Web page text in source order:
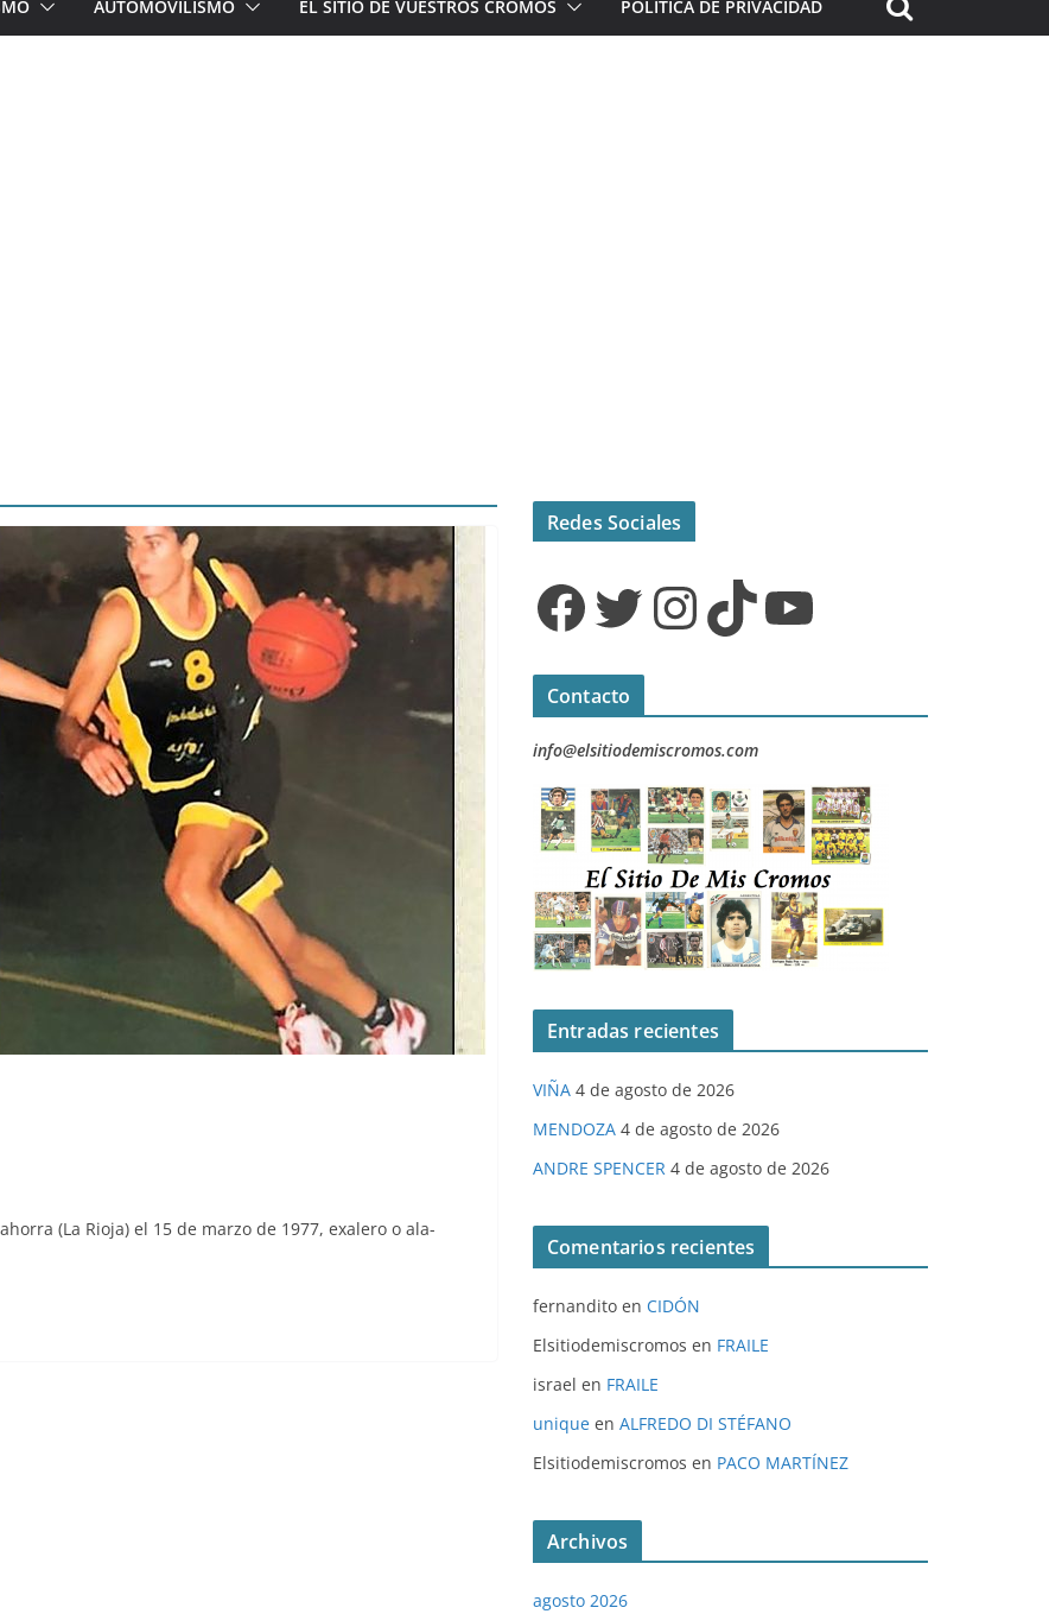
AUTOMOVILISMO EL SITIO DE VUESTROS CROMOS POLÍTICA DE PRIVACIDAD
(La Rioja) el 15 de marzo de 1977, exalero o ala-
Redes Sociales
Facebook Twitter InstagramTikTok YouTube
Contacto
info@elsitiodemiscromos.com
Entradas recientes
VIÑA 4 de agosto de 2026
MENDOZA 4 de agosto de 2026
ANDRE SPENCER 4 de agosto de 2026
Comentarios recientes
fernandito en CIDÓN
Elsitiodemiscromos en FRAILE
israel en FRAILE
unique en ALFREDO DI STÉFANO
Elsitiodemiscromos en PACO MARTÍNEZ
Archivos
agosto 2026